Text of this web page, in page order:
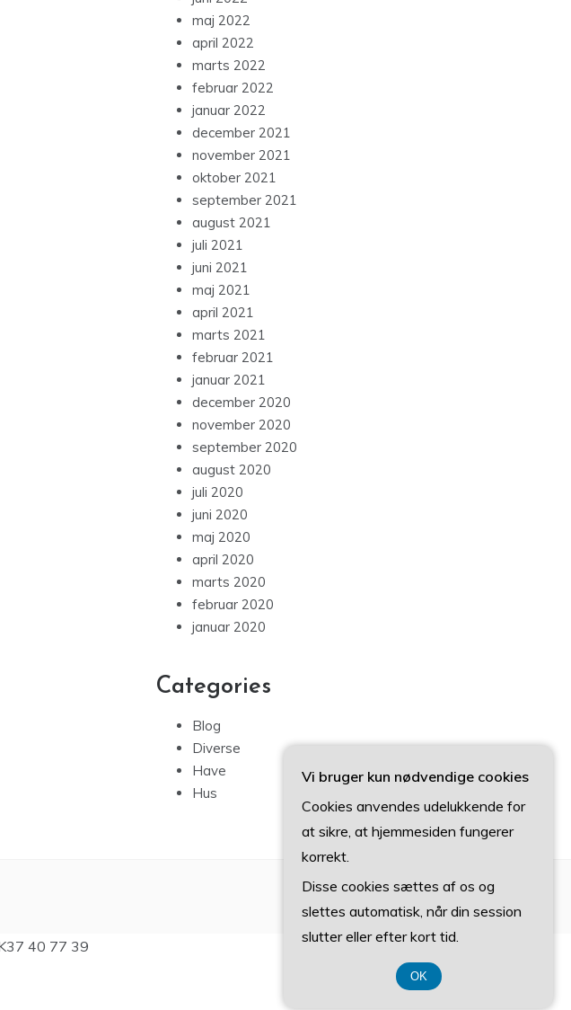
maj 2022
april 2022
marts 2022
februar 2022
januar 2022
december 2021
november 2021
oktober 2021
september 2021
august 2021
juli 2021
juni 2021
maj 2021
april 2021
marts 2021
februar 2021
januar 2021
december 2020
november 2020
september 2020
august 2020
juli 2020
juni 2020
maj 2020
april 2020
marts 2020
februar 2020
januar 2020
Categories
Blog
Diverse
Have
Hus
40 77 39
Vi bruger kun nødvendige cookies
Cookies anvendes udelukkende for
at sikre, at hjemmesiden fungerer
korrekt.
Disse cookies sættes af os og
slettes automatisk, når din session
slutter eller efter kort tid.
OK